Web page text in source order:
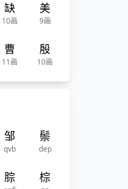
缺
10画
美
9画
曹
11画
殷
10画
邹
qvb
鬃
dep
腙 棕